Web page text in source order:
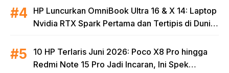
HP Luncurkan OmniBook Ultra 16 & X 14: Laptop
Nvidia RTX Spark Pertama dan Tertipis di Dunia
10 HP Terlaris Juni 2026: Poco X8 Pro hingga
Redmi Note 15 Pro Jadi Incaran, Ini Spek